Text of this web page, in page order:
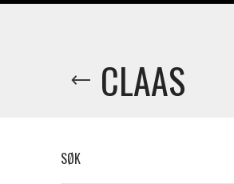
CLAAS
SØK